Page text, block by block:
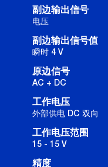
副边输出信号
电压
副边输出信号值
瞬时 4 V
原边信号
AC + DC
工作电压
外部供电 DC 双向
工作电压范围
15 - 15 V
精度